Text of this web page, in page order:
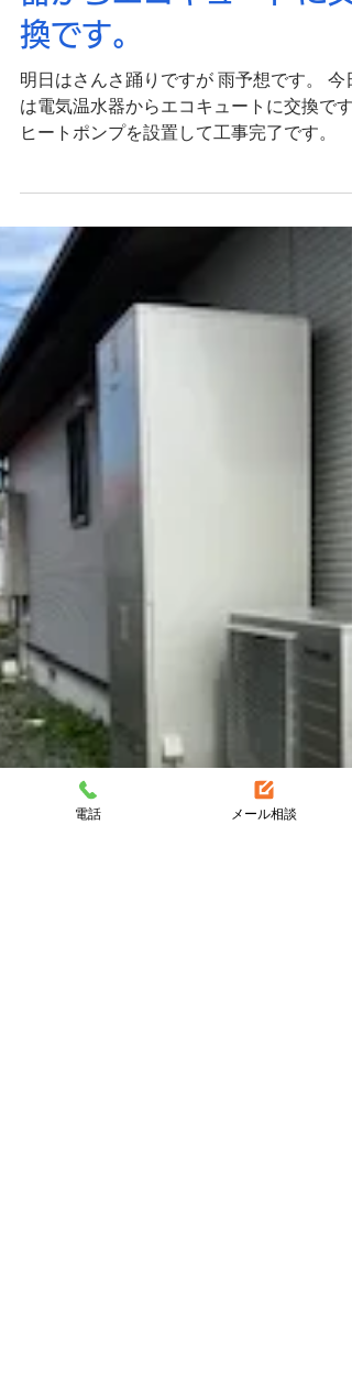
岩手水道サービス
7月31日
盛岡市津志田で電気温水
器からエコキュートに交
換です。
明日はさんさ踊りですが 雨予想です。 今
は電気温水器からエコキュートに交換です
ヒートポンプを設置して工事完了です。
電話 メール相談